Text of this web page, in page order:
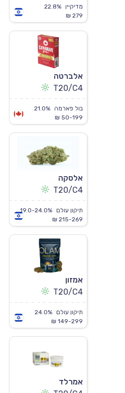
מדיקיין
22.8%
279 ₪
אלברטה
T20/C4
בול פארמה
21.0%
50-199 ₪
אלסקה
T20/C4
תיקון עולם
19.0-24.0%
215-269 ₪
אמזון
T20/C4
תיקון עולם
24.0%
149-299 ₪
אמרלד